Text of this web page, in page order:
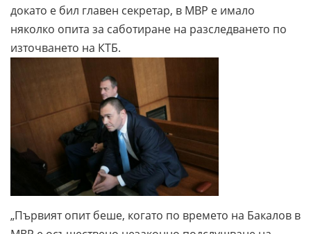
докато е бил главен секретар, в МВР е имало
няколко опита за саботиране на разследването по
източването на КТБ.
„Първият опит беше, когато по времето на Бакалов в